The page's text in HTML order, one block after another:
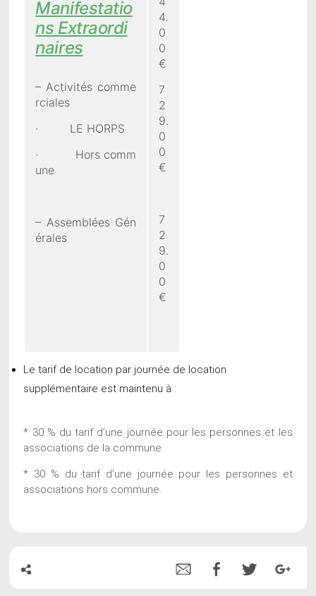
Manifestatio
ns Extraordi
naires
– Activités comme
rciales
· LE HORPS
· Hors comm
une
– Assemblées Gén
érales
4.
0
0
€
7
2
9.
0
0
€
7
2
9.
0
0
€
Le tarif de location par journée de location
supplémentaire est maintenu à :
* 30 % du tarif d’une journée pour les personnes et les
associations de la commune
* 30 % du tarif d’une journée pour les personnes et
associations hors commune.